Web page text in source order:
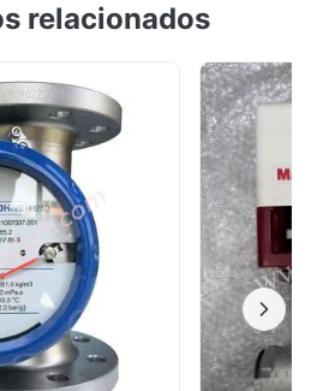
con un transmisor compacto
relacionados